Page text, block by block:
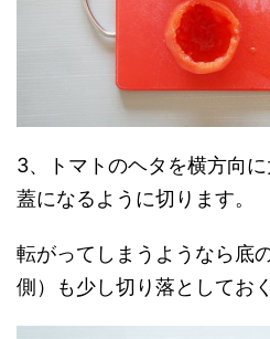
3、トマトのヘタを横方向に
蓋になるように切ります。
転がってしまうようなら底
側）も少し切り落としてお